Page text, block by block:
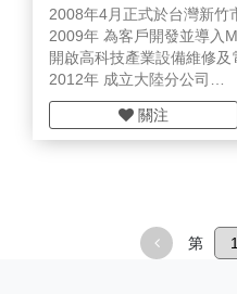
線/管周邊材料
2008年4月正式於台灣新竹
2009年 為客戶開發並導入
開啟高科技產業設備維修
2012年 成立大陸分公司
負責半導體與面板業設備
2013年 設立關鍵零件及設
同年取得各式工業燈及光纖
維修及買賣業務
2019年 成立監控系統及電
關注
第